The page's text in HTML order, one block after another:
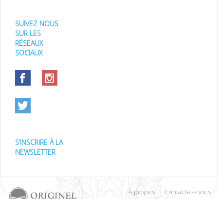
SUIVEZ NOUS
SUR LES
RÉSEAUX
SOCIAUX
S’INSCRIRE À LA
NEWSLETTER
À propos
Contactez-nous